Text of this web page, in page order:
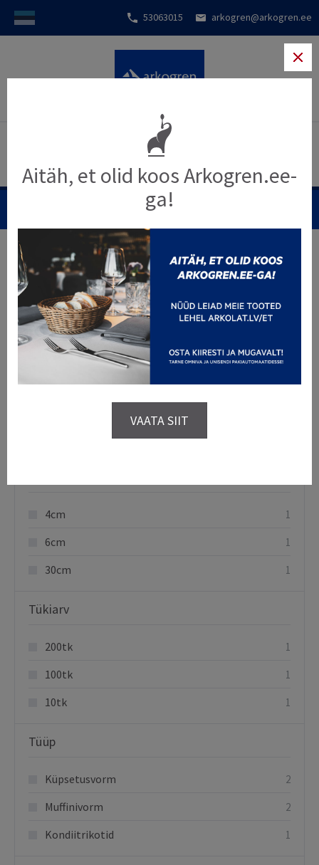
53063015 arkogren@arkogren.ee
Kaupade valimise alus
Kaubamärgid
Arkolat 2
4cm 1
6cm 1
30cm 1
Tükiarv
200tk 1
100tk 1
10tk 1
Tüüp
Küpsetusvorm 2
Muffinivorm 2
Kondiitrikotid 1
Aitäh, et olid koos Arkogren.ee-
ga!
VAATA SIIT